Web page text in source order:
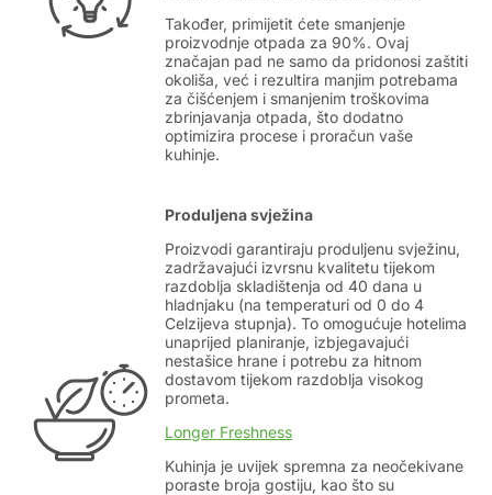
Također, primijetit ćete smanjenje
proizvodnje otpada za 90%. Ovaj
značajan pad ne samo da pridonosi zaštiti
okoliša, već i rezultira manjim potrebama
za čišćenjem i smanjenim troškovima
zbrinjavanja otpada, što dodatno
optimizira procese i proračun vaše
kuhinje.
Produljena svježina
Proizvodi garantiraju produljenu svježinu,
zadržavajući izvrsnu kvalitetu tijekom
razdoblja skladištenja od 40 dana u
hladnjaku (na temperaturi od 0 do 4
Celzijeva stupnja). To omogućuje hotelima
unaprijed planiranje, izbjegavajući
nestašice hrane i potrebu za hitnom
dostavom tijekom razdoblja visokog
prometa.
Longer Freshness
Kuhinja je uvijek spremna za neočekivane
poraste broja gostiju, kao što su